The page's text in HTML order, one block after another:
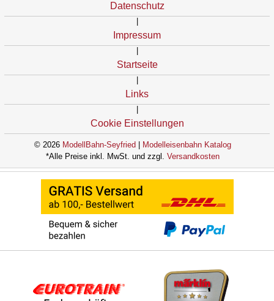
Datenschutz
Impressum
Startseite
Links
Cookie Einstellungen
© 2026 ModellBahn-Seyfried
Modelleisenbahn Katalog
*Alle Preise inkl. MwSt. und zzgl. Versandkosten